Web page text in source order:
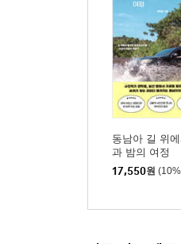
동남아 길 위
과 밤의 여정
17,550원